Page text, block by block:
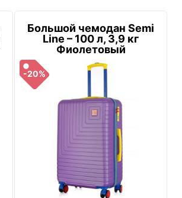
Большой чемодан Semi
Line – 100 л, 3,9 кг
Фиолетовый
-20%